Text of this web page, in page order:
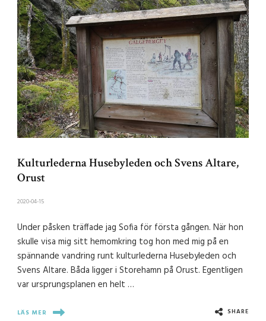
Kulturlederna Husebyleden och Svens Altare,
Orust
2020-04-15
Under påsken träffade jag Sofia för första gången. När hon
skulle visa mig sitt hemomkring tog hon med mig på en
spännande vandring runt kulturlederna Husebyleden och
Svens Altare. Båda ligger i Storehamn på Orust. Egentligen
var ursprungsplanen en helt …
LÄS MER SHARE